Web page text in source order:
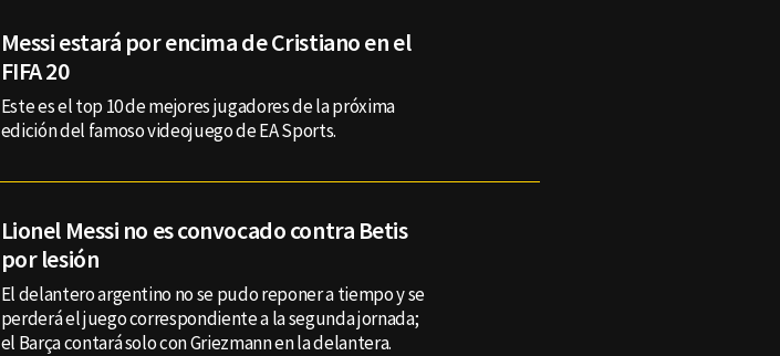
Messi estará por encima de Cristiano en el
FIFA 20
Este es el top 10 de mejores jugadores de la próxima
edición del famoso videojuego de EA Sports.
Lionel Messi no es convocado contra Betis
por lesión
El delantero argentino no se pudo reponer a tiempo y se
perderá el juego correspondiente a la segunda jornada;
el Barça contará solo con Griezmann en la delantera.